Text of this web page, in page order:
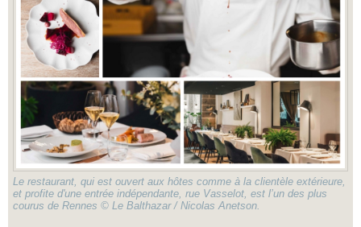
Le restaurant, qui est ouvert aux hôtes comme à la clientèle extérieure,
et profite d'une entrée indépendante, rue Vasselot, est l’un des plus
courus de Rennes © Le Balthazar / Nicolas Anetson.